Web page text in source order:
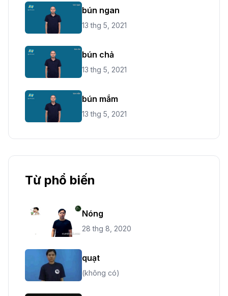
bún ngan
13 thg 5, 2021
bún chả
13 thg 5, 2021
bún mắm
13 thg 5, 2021
Từ phổ biến
Nóng
28 thg 8, 2020
quạt
(không có)